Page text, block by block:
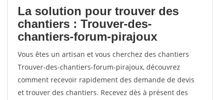
La solution pour trouver des
chantiers : Trouver-des-
chantiers-forum-pirajoux
Vous êtes un artisan et vous cherchez des chantiers
Trouver-des-chantiers-forum-pirajoux, découvrez
comment recevoir rapidement des demande de devis
et trouver des chantiers. Recevez dès à présent des